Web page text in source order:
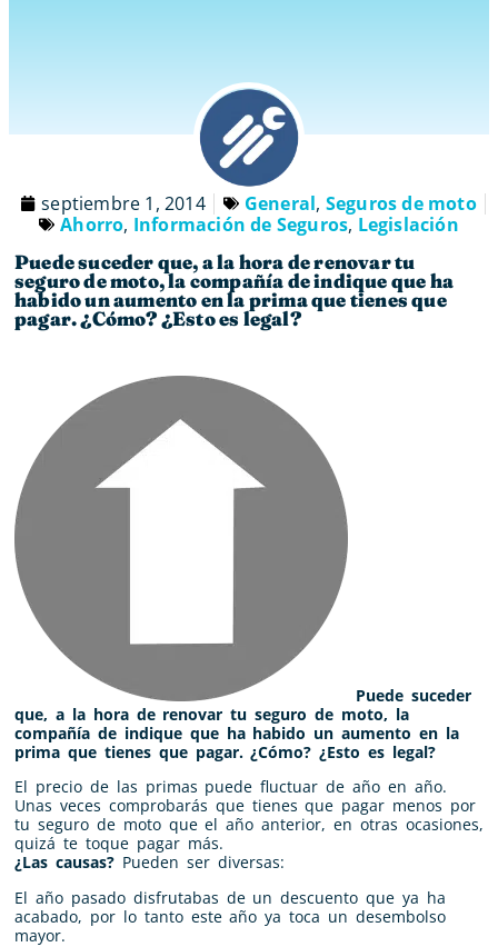
septiembre 1, 2014 General, Seguros de moto
Ahorro, Información de Seguros, Legislación
Puede suceder que, a la hora de renovar tu
seguro de moto, la compañía de indique que ha
habido un aumento en la prima que tienes que
pagar. ¿Cómo? ¿Esto es legal?
Puede suceder
que, a la hora de renovar tu seguro de moto, la
compañía de indique que ha habido un aumento en la
prima que tienes que pagar. ¿Cómo? ¿Esto es legal?
El precio de las primas puede fluctuar de año en año.
Unas veces comprobarás que tienes que pagar menos por
tu seguro de moto que el año anterior, en otras ocasiones,
quizá te toque pagar más.
¿Las causas?Pueden ser diversas:
El año pasado disfrutabas de un descuento que ya ha
acabado, por lo tanto este año ya toca un desembolso
mayor.